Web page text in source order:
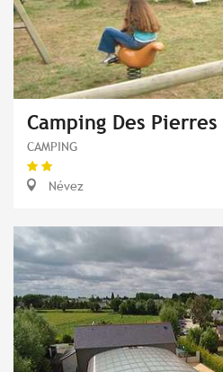
Camping Des
CAMPING
Névez